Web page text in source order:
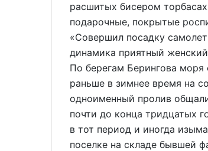
расшитых бисером
подарочные, покрытые
«Совершил посадку
динамика приятный
По берегам Берингова
раньше в зимнее время на
одноименный пролив
почти до конца тридцатых
в тот период и иногда
поселке на складе бывшей